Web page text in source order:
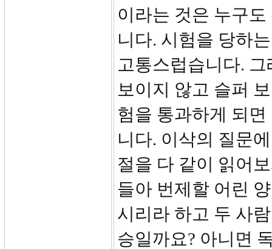
이라는 것은 누구
니다. 시험을 당하
고통스럽습니다.
보이지 않고 슬퍼
험을 통과하게 되
니다. 이삭의 질문
절을 다 같이 읽어
들아 번제할 어린
시리라 하고 두 사
승일까요? 아니면